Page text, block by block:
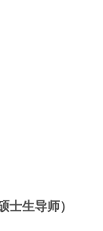
士生导师）